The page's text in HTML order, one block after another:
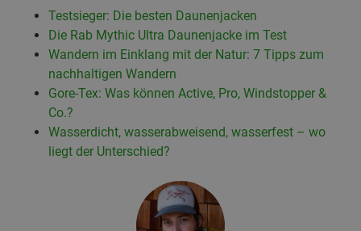
Testsieger: Die besten Daunenjacken
Die Rab Mythic Ultra Daunenjacke im Test
Wandern im Einklang mit der Natur: 7 Tipps zum
nachhaltigen Wandern
Gore-Tex: Was können Active, Pro, Windstopper &
Co.?
Wasserdicht, wasserabweisend, wasserfest – wo
liegt der Unterschied?